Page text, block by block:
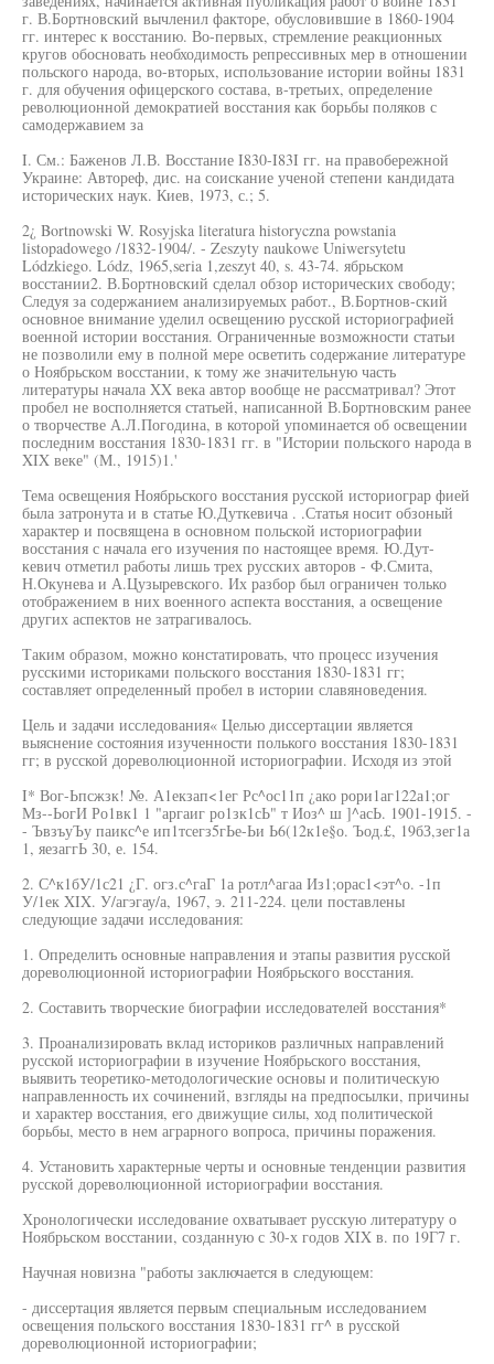
г. В.Бортновский вычленил факторе, обусловившие в 1860-1904
гг. интерес к восстанию. Во-первых, стремление реакционных
кругов обосновать необходимость репрессивных мер в отношении
польского народа, во-вторых, использование истории войны 1831
г. для обучения офицерского состава, в-третьих, определение
революционной демократией восстания как борьбы поляков с
самодержавием за
I. См.: Баженов Л.В. Восстание I830-I83I гг. на правобережной
Украине: Автореф, дис. на соискание ученой степени кандидата
исторических наук. Киев, 1973, с.; 5.
2¿ Bortnowski W. Rosyjska literatura historyczna powstania
listopadowego /1832-1904/. - Zeszyty naukowe Uniwersytetu
Lódzkiego. Lódz, 1965,seria 1,zeszyt 40, s. 43-74. ябрьском
восстании2. В.Бортновский сделал обзор исторических свободу;
Следуя за содержанием анализируемых работ., В.Бортнов-ский
основное внимание уделил освещению русской историографией
военной истории восстания. Ограниченные возможности статьи
не позволили ему в полной мере осветить содержание литературе
о Ноябрьском восстании, к тому же значительную часть
литературы начала XX века автор вообще не рассматривал? Этот
пробел не восполняется статьей, написанной В.Бортновским ранее
о творчестве А.Л.Погодина, в которой упоминается об освещении
последним восстания 1830-1831 гг. в "Истории польского народа в
XIX веке" (М., 1915)1.'
Тема освещения Ноябрьского восстания русской историограр фией
была затронута и в статье Ю.Дуткевича . .Статья носит обзоный
характер и посвящена в основном польской историографии
восстания с начала его изучения по настоящее время. Ю.Дут-
кевич отметил работы лишь трех русских авторов - Ф.Смита,
Н.Окунева и А.Цузыревского. Их разбор был ограничен только
отображением в них военного аспекта восстания, а освещение
других аспектов не затрагивалось.
Таким образом, можно констатировать, что процесс изучения
русскими историками польского восстания 1830-1831 гг;
составляет определенный пробел в истории славяноведения.
Цель и задачи исследования« Целью диссертации является
выяснение состояния изученности полького восстания 1830-1831
гг; в русской дореволюционной историографии. Исходя из этой
I* Вог-Ьпсжзк! №. А1екзап<1ег Рс^ос11п ¿ако рори1аг122а1;ог
Мз--ЬогИ Ро1вк1 1 "аргаиг ро1зк1сЬ" т Иоз^ ш ]^асЬ. 1901-1915. -
- ЪвзъуЪу паикс^е ип1тсегз5гЬе-Ьи Ь6(12к1е§о. Ъод.£, 19бЗ,зег1а
1, яезаггЬ 30, е. 154.
2. С^к1бУ/1с21 ¿Г. огз.с^гаГ 1а ротл^агаа Из1;орас1<эт^о. -1п
У/1ек XIX. У/агэгау/а, 1967, э. 211-224. цели поставлены
следующие задачи исследования:
1. Определить основные направления и этапы развития русской
дореволюционной историографии Ноябрьского восстания.
2. Составить творческие биографии исследователей восстания*
3. Проанализировать вклад историков различных направлений
русской историографии в изучение Ноябрьского восстания,
выявить теоретико-методологические основы и политическую
направленность их сочинений, взгляды на предпосылки, причины
и характер восстания, его движущие силы, ход политической
борьбы, место в нем аграрного вопроса, причины поражения.
4. Установить характерные черты и основные тенденции развития
русской дореволюционной историографии восстания.
Хронологически исследование охватывает русскую литературу о
Ноябрьском восстании, созданную с 30-х годов XIX в. по 19Г7 г.
Научная новизна "работы заключается в следующем:
- диссертация является первым специальным исследованием
освещения польского восстания 1830-1831 гг^ в русской
дореволюционной историографии;